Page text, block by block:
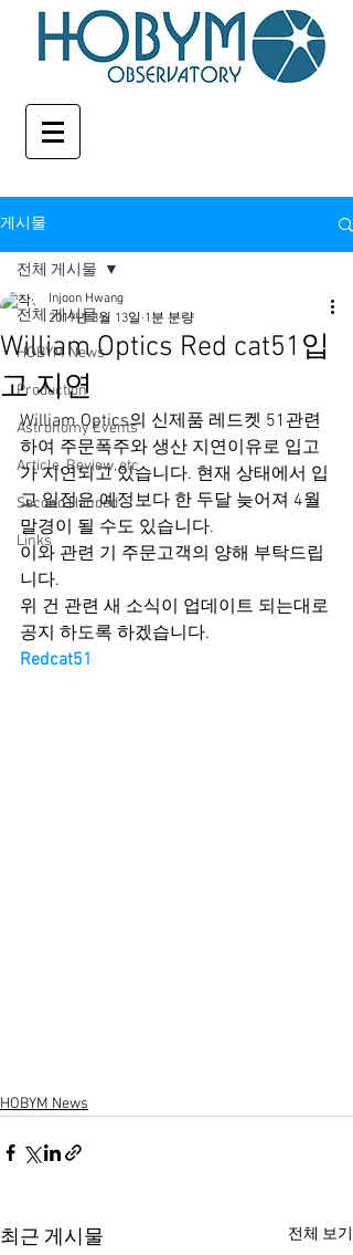
게시물
전체 게시물
HOBYM News
Production
Astronomy Events
Article, Review, etc
Second Handed
Links
전체 게시물
William Optics Red cat51입
고 지연
Injoon Hwang
2019년 3월 13일 1분 분량
William Optics의 신제품 레드켓 51관련
하여 주문폭주와 생산 지연이유로 입고
가 지연되고 있습니다. 현재 상태에서 입
고 일정은 예정보다 한 두달 늦어져 4월
말경이 될 수도 있습니다.
이와 관련 기 주문고객의 양해 부탁드립
니다.
위 건 관련 새 소식이 업데이트 되는대로
공지 하도록 하겠습니다.
Redcat51
HOBYM News
최근 게시물 전체 보기